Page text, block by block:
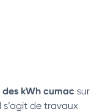
kWh cumac sur
de travaux